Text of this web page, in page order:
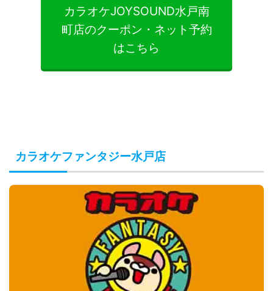
カラオケJOYSOUND水戸南
町店のクーポン・ネット予約
はこちら
カラオケファンタジー水戸店